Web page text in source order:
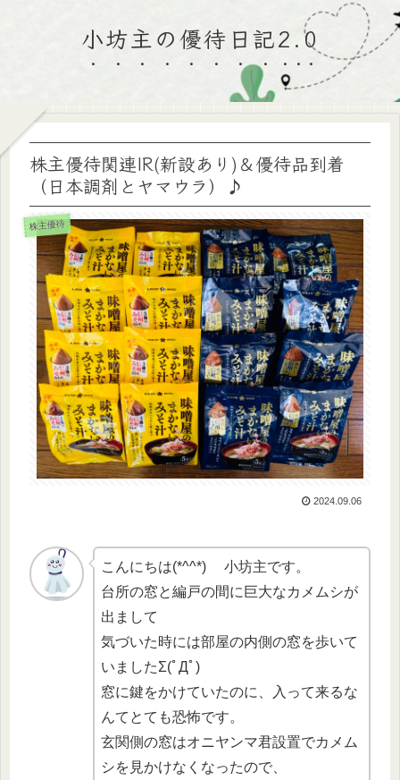
小坊主の優待日記2.0
株主優待関連IR(新設あり)＆優待品到着
（日本調剤とヤマウラ）♪
株主優待
2024.09.06
こんにちは(*^^*) 小坊主です。
台所の窓と編戸の間に巨大なカメムシが
出まして
気づいた時には部屋の内側の窓を歩いて
いましたΣ(ﾟДﾟ)
窓に鍵をかけていたのに、入って来るな
んてとても恐怖です。
玄関側の窓はオニヤンマ君設置でカメム
シを見かけなくなったので、